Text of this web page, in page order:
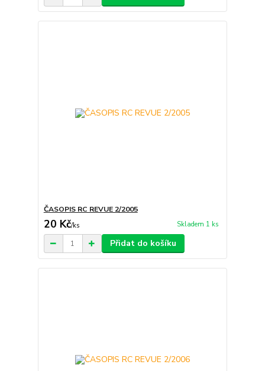
ČASOPIS RC REVUE 2/2005
20 Kč/ks Skladem 1 ks
Přidat do košíku